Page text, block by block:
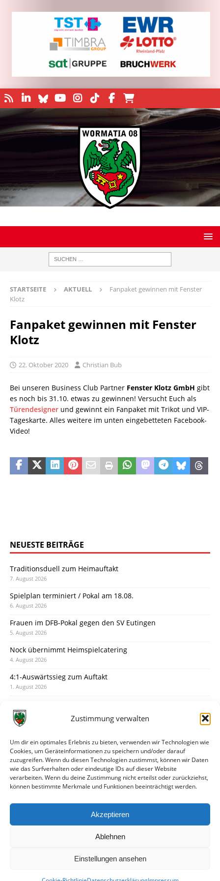
Zustimmung verwalten
Um dir ein optimales Erlebnis zu bieten, verwenden wir Technologien wie
Cookies, um Geräteinformationen zu speichern und/oder darauf
zuzugreifen. Wenn du diesen Technologien zustimmst, können wir Daten
wie das Surfverhalten oder eindeutige IDs auf dieser Website
verarbeiten. Wenn du deine Zustimmung nicht erteilst oder zurückziehst,
können bestimmte Merkmale und Funktionen beeinträchtigt werden.
Akzeptieren
Ablehnen
Einstellungen ansehen
STARTSEITE AKTUELL
Fanpaket gewinnen mit Fenster
Klotz
Fanpaket gewinnen mit Fenster
Klotz
22. Oktober 2020 Christian Bub
Bei unseren Business Club Partner Fenster Klotz GmbH gibt
es noch bis 31.10. etwas zu gewinnen! Versucht Euch als
Türendesigner und gewinnt ein Fanpaket mit Trikot und VIP-
Tageskarte. Alles weitere im unten eingebetteten Facebook-
Video!
NEUESTE BEITRÄGE
Traditionsduell zum Heimauftakt
7. August 2026
Spielplan terminiert / Pokal am 18.08.
6. August 2026
Frauen im DFB-Pokal gegen den SV Eutingen
5. August 2026
Nock übernimmt Heimspielcatering
4. August 2026
4:1-Auswärtssieg zum Auftakt
1. August 2026
31. Juli 2026
30. Juli 2026
Deine Spielminute: 89+1
28. Juli 2026
Neuer Rückensponsor
Neue Podcast-Folge: So tickt Björn!
27. Juli 2026